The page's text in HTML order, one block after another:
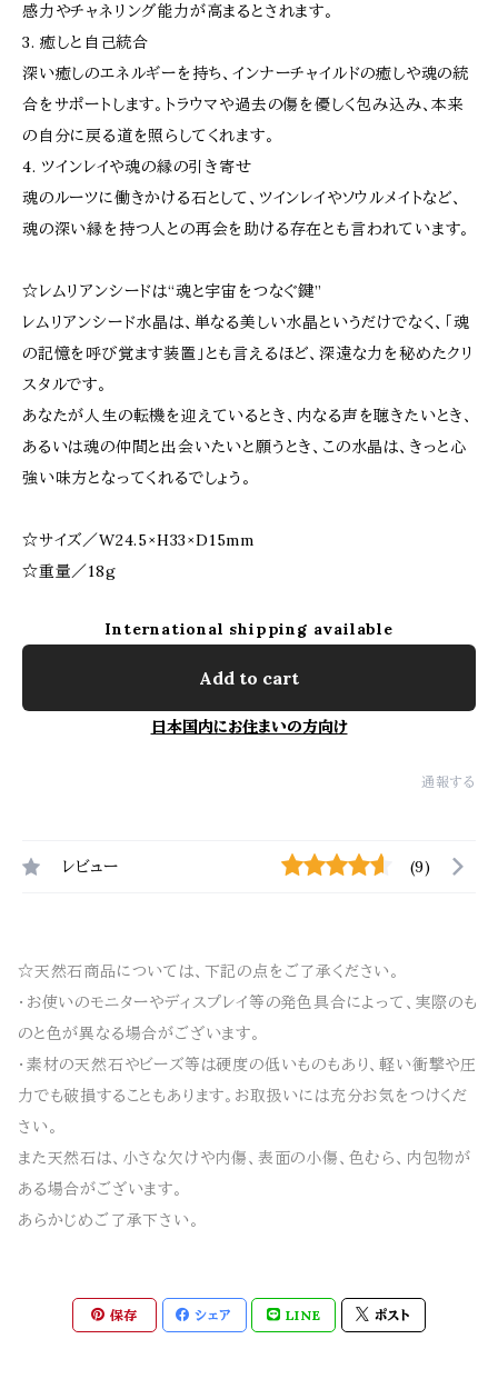
感力やチャネリング能力が高まるとされます。
3. 癒しと自己統合
深い癒しのエネルギーを持ち、インナーチャイルドの癒しや魂の統
合をサポートします。トラウマや過去の傷を優しく包み込み、本来
の自分に戻る道を照らしてくれます。
4. ツインレイや魂の縁の引き寄せ
魂のルーツに働きかける石として、ツインレイやソウルメイトなど、
魂の深い縁を持つ人との再会を助ける存在とも言われています。
☆レムリアンシードは“魂と宇宙をつなぐ鍵”
レムリアンシード水晶は、単なる美しい水晶というだけでなく、「魂
の記憶を呼び覚ます装置」とも言えるほど、深遠な力を秘めたクリ
スタルです。
あなたが人生の転機を迎えているとき、内なる声を聴きたいとき、
あるいは魂の仲間と出会いたいと願うとき、この水晶は、きっと心
強い味方となってくれるでしょう。
☆サイズ／W24.5×H33×D15mm
☆重量／18g
International shipping available
Add to cart
日本国内にお住まいの方向け
通報する
レビュー (9)
☆天然石商品については、下記の点をご了承ください。
・お使いのモニターやディスプレイ等の発色具合によって、実際のも
のと色が異なる場合がございます。
・素材の天然石やビーズ等は硬度の低いものもあり、軽い衝撃や圧
力でも破損することもあります。お取扱いには充分お気をつけくだ
さい。
また天然石は、小さな欠けや内傷、表面の小傷、色むら、内包物が
ある場合がございます。
あらかじめご了承下さい。
保存 シェア LINE ポスト